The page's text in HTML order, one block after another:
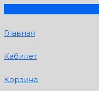
Главная
Кабинет
Корзина